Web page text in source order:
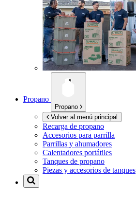
Propano
Propano
Volver al menú principal
Recarga de propano
Accesorios para parrilla
Parrillas y ahumadores
Calentadores portátiles
Tanques de propano
Piezas y accesorios de tanques